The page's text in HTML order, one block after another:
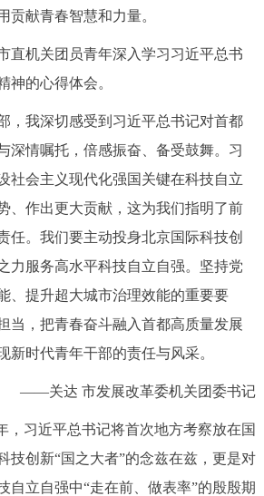
阳光政务
在线访谈 图说互动
图说北京 视频北京
한국어 日本語
FRANÇAIS РУССКИЙ ЯЗЫК
贡献青春智慧和力量。
机关团员青年深入学习习近平总书
神的心得体会。
我深切感受到习近平总书记对首都
深情嘱托，倍感振奋、备受鼓舞。习
社会主义现代化强国关键在科技自立
、作出更大贡献，这为我们指明了前
任。我们要主动投身北京国际科技创
力服务高水平科技自立自强。坚持党
、提升超大城市治理效能的重要要
当，把青春奋斗融入首都高质量发展
新时代青年干部的责任与风采。
——关达 市发展改革委机关团委书记
习近平总书记将首次地方考察放在国
技创新“国之大者”的念兹在兹，更是对
自立自强中“走在前、做表率”的殷殷期